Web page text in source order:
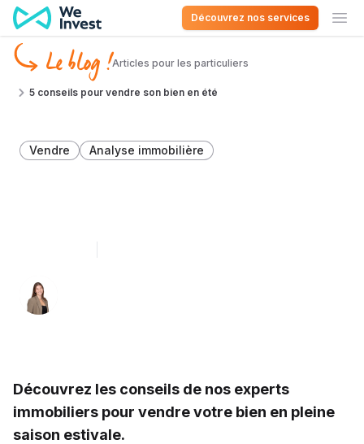
Aller au contenu
Découvrez nos services
Le blog !Articles pour les particuliers
5 conseils pour vendre son bien en été
Vendre Analyse immobilière
Découvrez les conseils de nos experts
immobiliers pour vendre votre bien en pleine
saison estivale.